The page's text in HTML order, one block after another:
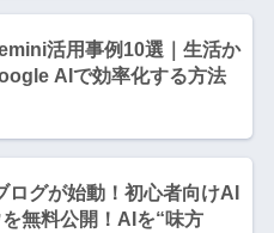
活用事例10選｜生活か
AIで効率化する方法
ログが始動！初心者向けAI
無料公開！AIを“味方